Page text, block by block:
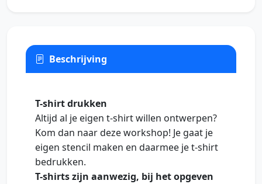
Beschrijving
T-shirt drukken
Altijd al je eigen t-shirt willen ontwerpen?
Kom dan naar deze workshop! Je gaat je
eigen stencil maken en daarmee je t-shirt
bedrukken.
T-shirts zijn aanwezig, bij het opgeven